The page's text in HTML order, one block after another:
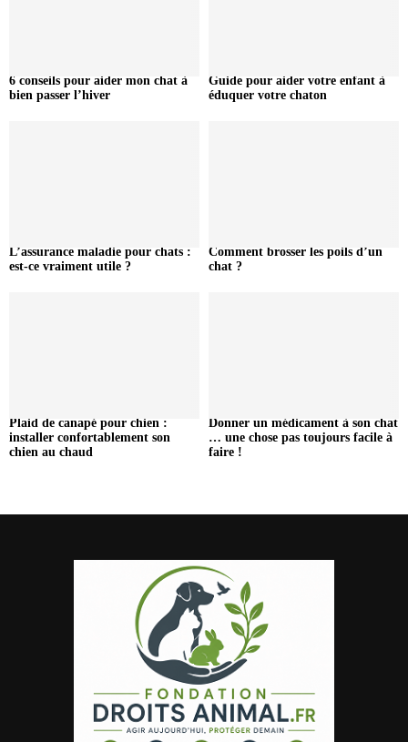
6 conseils pour aider mon chat à
bien passer l’hiver
Guide pour aider votre enfant à
éduquer votre chaton
L’assurance maladie pour chats :
est-ce vraiment utile ?
Comment brosser les poils d’un
chat ?
Plaid de canapé pour chien :
installer confortablement son
chien au chaud
Donner un médicament à son chat
… une chose pas toujours facile à
faire !